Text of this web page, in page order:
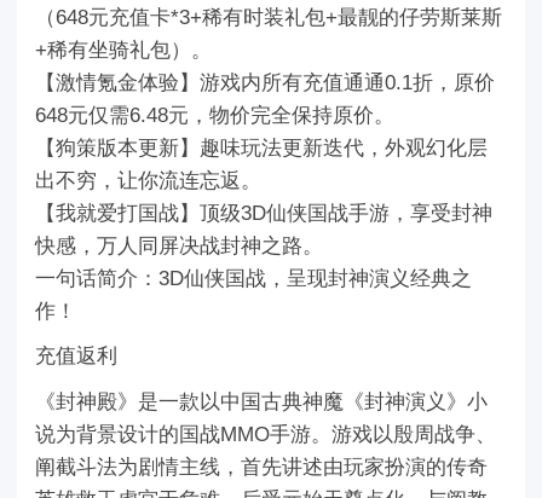
（648元充值卡*3+稀有时装礼包+最靓的仔劳斯莱斯
+稀有坐骑礼包）。
【激情氪金体验】游戏内所有充值通通0.1折，原价
648元仅需6.48元，物价完全保持原价。
【狗策版本更新】趣味玩法更新迭代，外观幻化层
出不穷，让你流连忘返。
【我就爱打国战】顶级3D仙侠国战手游，享受封神
快感，万人同屏决战封神之路。
一句话简介：3D仙侠国战，呈现封神演义经典之
作！
充值返利
《封神殿》是一款以中国古典神魔《封神演义》小
说为背景设计的国战MMO手游。游戏以殷周战争、
阐截斗法为剧情主线，首先讲述由玩家扮演的传奇